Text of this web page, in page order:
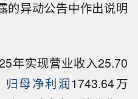
的异动公告中作出说明
年实现营业收入25.70
归母净利润1743.64万